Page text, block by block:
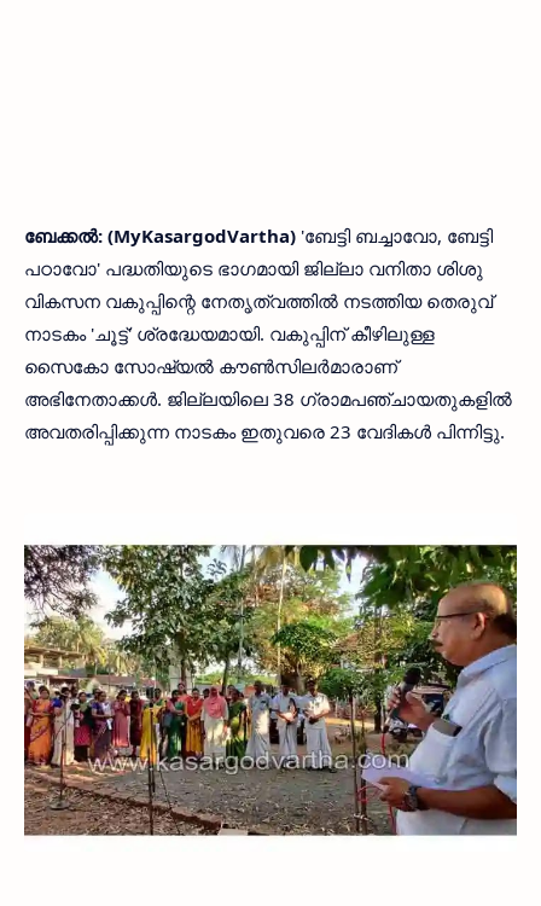
ബേക്കൽ: (MyKasargodVartha) 'ബേട്ടി ബച്ചാവോ, ബേട്ടി
പഠാവോ' പദ്ധതിയുടെ ഭാഗമായി ജില്ലാ വനിതാ ശിശു
വികസന വകുപ്പിന്റെ നേതൃത്വത്തിൽ നടത്തിയ തെരുവ്
നാടകം 'ചൂട്ട്' ശ്രദ്ധേയമായി. വകുപ്പിന് കീഴിലുള്ള
സൈകോ സോഷ്യൽ കൗൺസിലർമാരാണ്
അഭിനേതാക്കൾ. ജില്ലയിലെ 38 ഗ്രാമപഞ്ചായതുകളിൽ
അവതരിപ്പിക്കുന്ന നാടകം ഇതുവരെ 23 വേദികൾ പിന്നിട്ടു.